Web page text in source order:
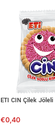
ETI CIN Çilek
€0,40